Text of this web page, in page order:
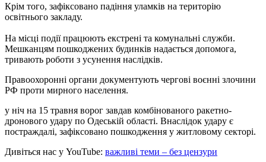
Крім того, зафіксовано падіння уламків на територію
освітнього закладу.
На місці події працюють екстрені та комунальні служби.
Мешканцям пошкоджених будинків надається допомога,
тривають роботи з усунення наслідків.
Правоохоронні органи документують чергові воєнні злочини
РФ проти мирного населення.
у ніч на 15 травня ворог завдав комбінованого ракетно-
дронового удару по Одеській області. Внаслідок удару є
постраждалі, зафіксовано пошкодження у житловому секторі.
Дивіться нас у YouTube: важливі теми – без цензури